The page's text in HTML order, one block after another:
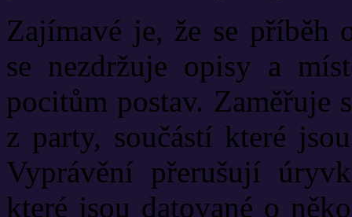
Zajímavé je, že se příběh
se nezdržuje opisy a
pocitům postav. Zaměřuje
z party, součástí které
Vyprávění přerušují
které jsou datované o